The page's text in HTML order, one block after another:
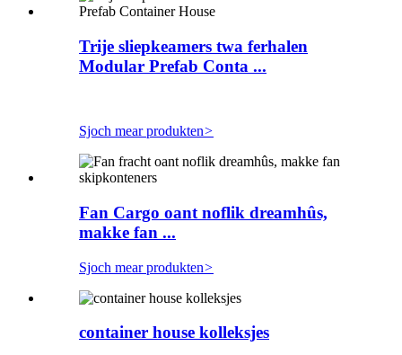
Trije sliepkeamers twa ferhalen
Modular Prefab Conta ...
Sjoch mear produkten>
Fan Cargo oant noflik dreamhûs,
makke fan ...
Sjoch mear produkten>
container house kolleksjes